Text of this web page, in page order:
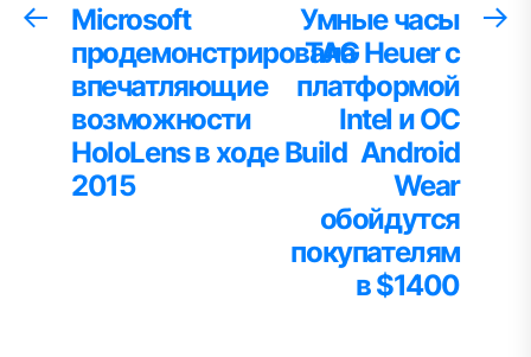
Навигация
записям
Предыдущая
запись:
Microsoft
продемонстрировала
впечатляющие
возможности
HoloLens в ходе Build
2015
Умные часы
TAG Heuer с
платформой
Intel и ОС
Android
Wear
обойдутся
покупателям
в $1400